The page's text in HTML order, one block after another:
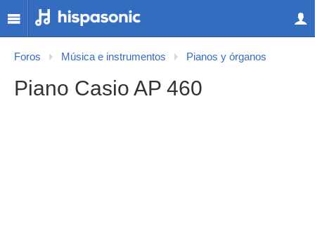
Foros Música e instrumentos Pianos y órganos
Piano Casio AP 460